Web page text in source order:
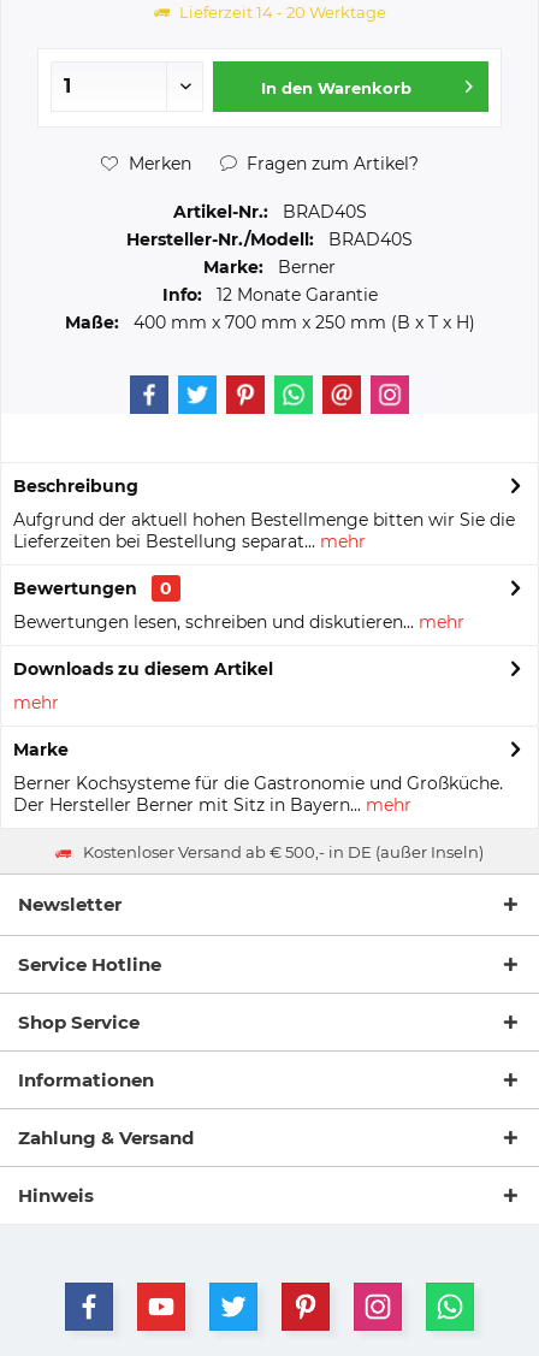
Lieferzeit 14 - 20 Werktage
In den Warenkorb
Merken Fragen zum Artikel?
Artikel-Nr.:
BRAD40S
Hersteller-Nr./Modell:
BRAD40S
Marke:
Berner
Info:
12 Monate Garantie
Maße:
400 mm x 700 mm x 250 mm (B x T x H)
Beschreibung
Aufgrund der aktuell hohen Bestellmenge bitten wir Sie die
Lieferzeiten bei Bestellung separat... mehr
Bewertungen
0
Bewertungen lesen, schreiben und diskutieren... mehr
Downloads zu diesem Artikel
mehr
Marke
Berner Kochsysteme für die Gastronomie und Großküche.
Der Hersteller Berner mit Sitz in Bayern... mehr
Kostenloser Versand ab € 500,- in DE (außer Inseln)
Newsletter
Service Hotline
Shop Service
Informationen
Zahlung & Versand
Hinweis